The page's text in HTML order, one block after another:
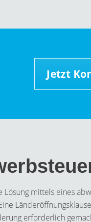
Jetzt
Lösung mittels eines
erforderlich